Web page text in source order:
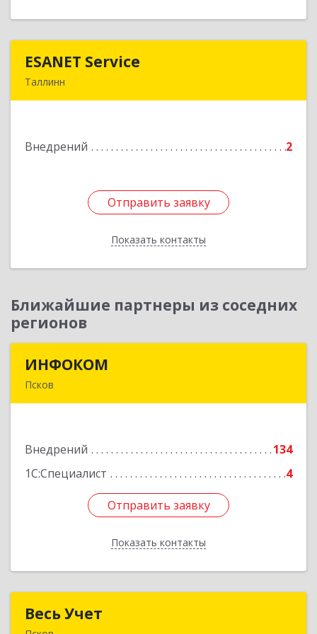
ESANET Serviсe
Таллинн
Внедрений 2
Отправить заявку
Показать контакты
Отправить заявку
Назад
Ближайшие партнеры из соседних
регионов
ИНФОКОМ
Псков
Внедрений
134
1С:Специалист
4
Отправить заявку
Показать контакты
Подробнее
Отправить заявку
Назад
Весь Учет